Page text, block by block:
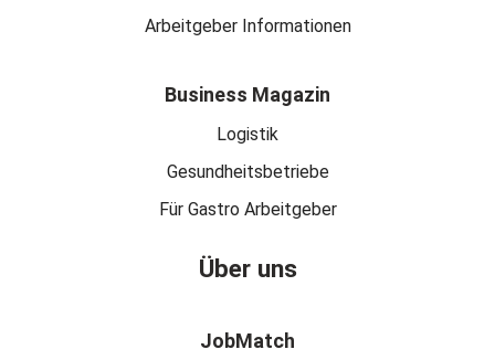
Arbeitgeber Informationen
Business Magazin
Logistik
Gesundheitsbetriebe
Für Gastro Arbeitgeber
Über uns
JobMatch